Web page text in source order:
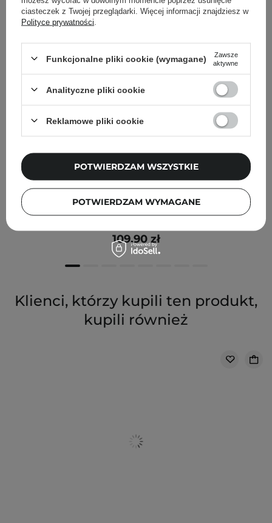
Olaplex - No. 4P Blonde Enhancer Toning Shampoo -
Fioletowy Szampon do Włosów Blond - 250ml
109,90 zł
Klienci, którzy kupili ten produkt,
kupili również
ciasteczek z Twojej przeglądarki. Więcej informacji znajdziesz w
Polityce prywatności
Funkcjonalne pliki cookie (wymagane)
Zawsze
aktywne
Analityczne pliki cookie
Reklamowe pliki cookie
POTWIERDZAM WYMAGANE
POTWIERDZAM WSZYSTKIE